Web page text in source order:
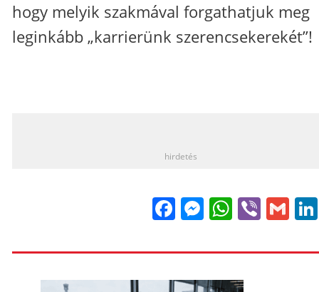
hogy melyik szakmával forgathatjuk meg
leginkább „karrierünk szerencsekerekét”!
hirdetés
FacebookViber